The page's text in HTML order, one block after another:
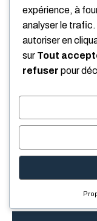
Nom
mail
Site
Enregistrer
dans le
expérience, à
analyser le trafic.
autoriser en
sur Tout
refuser pour